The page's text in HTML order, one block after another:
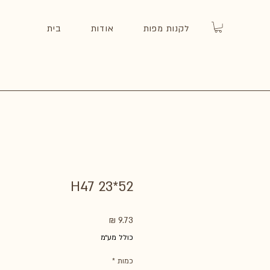
בית אודות לקנות מפות
H47 23*52
כולל מע״מ
כמות *